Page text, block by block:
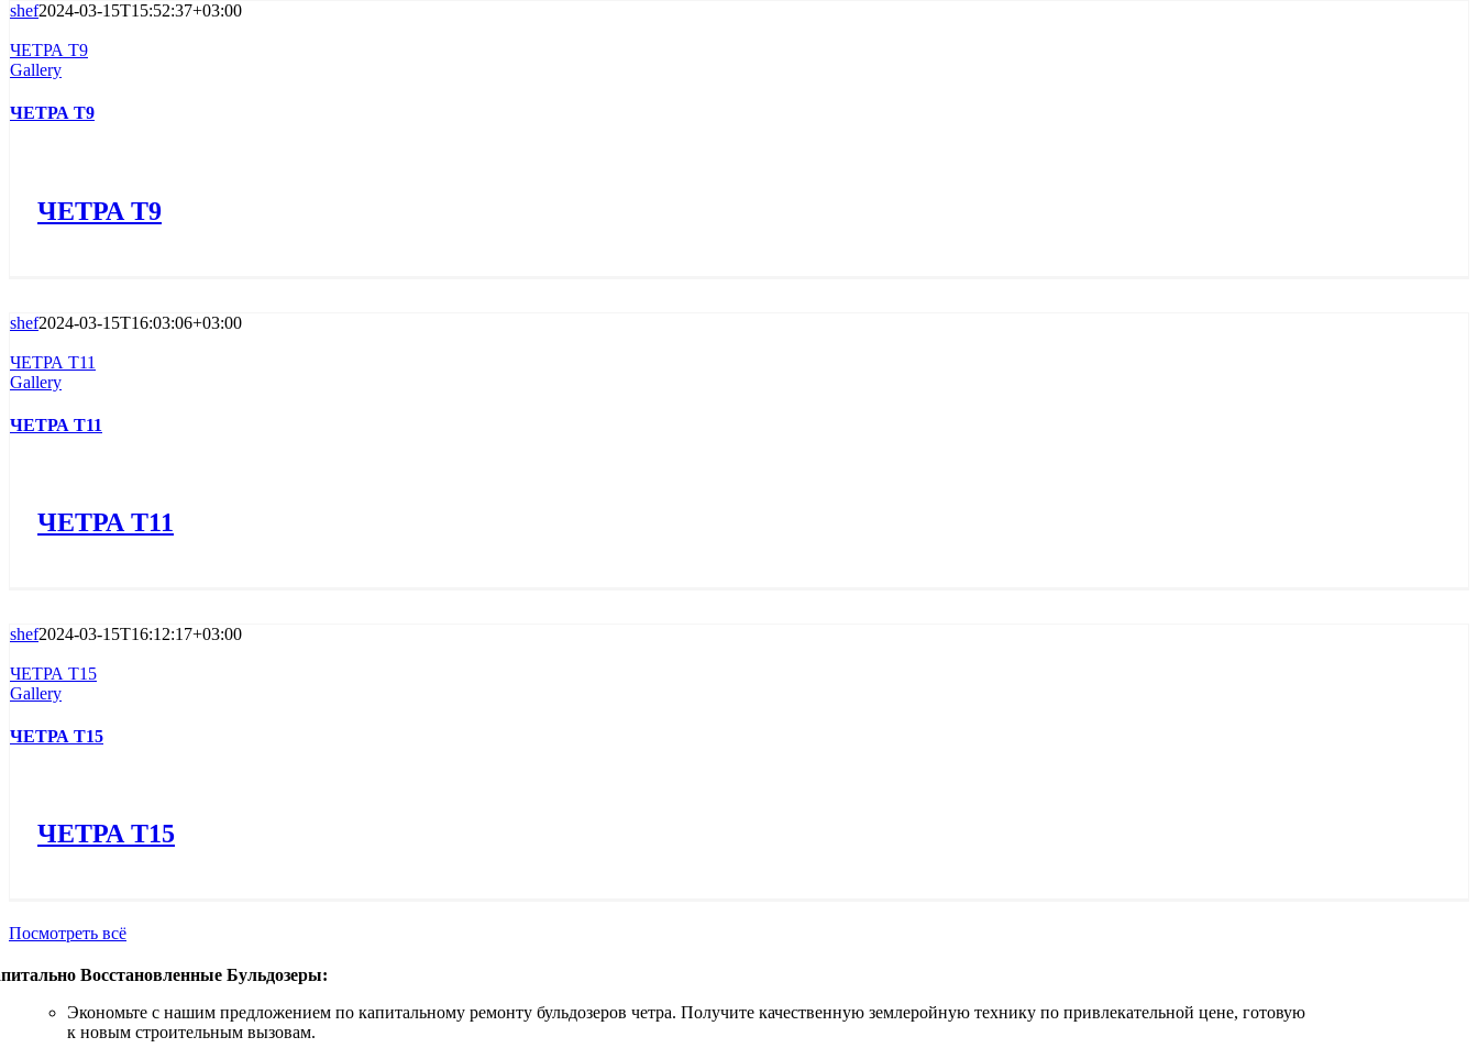
shef2024-03-15T15:52:37+03:00
ЧЕТРА Т9
Gallery
ЧЕТРА Т9
ЧЕТРА Т9
shef2024-03-15T16:03:06+03:00
ЧЕТРА Т11
Gallery
ЧЕТРА Т11
ЧЕТРА Т11
shef2024-03-15T16:12:17+03:00
ЧЕТРА Т15
Gallery
ЧЕТРА Т15
ЧЕТРА Т15
Посмотреть всё
Восстановленные Бульдозеры:
Экономьте с нашим предложением по капитальному ремонту бульдозеров четра. Получите качественную землеройную технику по привлекательной цене, готовую
к новым строительным вызовам.